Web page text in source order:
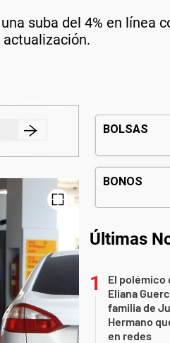
suba del 4% en línea
Últimas
El polémico
Eliana
familia de
Hermano
en redes